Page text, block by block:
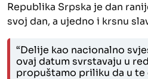
Republika Srpska je dan
svoj dan, a ujedno i krsnu
“Delije kao nacionalno
ovaj datum svrstavaju u
propuštamo priliku da u te